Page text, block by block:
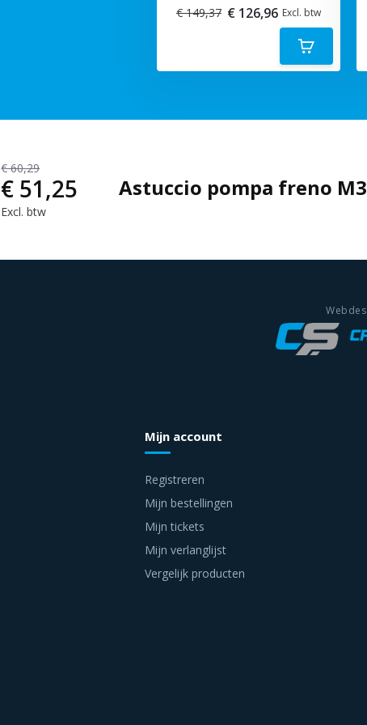
€ 149,37 € 126,96 Excl. btw
€ 60,29
€ 51,25
Excl. btw
Astuccio pompa freno M3
Mijn account
Registreren
Mijn bestellingen
Mijn tickets
Mijn verlanglijst
Vergelijk producten